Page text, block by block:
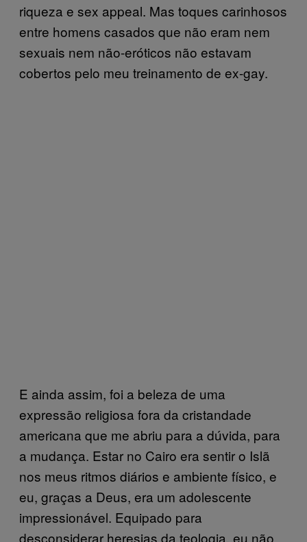
riqueza e sex appeal. Mas toques carinhosos
entre homens casados que não eram nem
sexuais nem não-eróticos não estavam
cobertos pelo meu treinamento de ex-gay.
E ainda assim, foi a beleza de uma
expressão religiosa fora da cristandade
americana que me abriu para a dúvida, para
a mudança. Estar no Cairo era sentir o Islã
nos meus ritmos diários e ambiente físico, e
eu, graças a Deus, era um adolescente
impressionável. Equipado para
desconsiderar heresias da teologia, eu não